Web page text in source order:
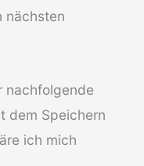
nächsten
nachfolgende
dem Speichern
ich mich